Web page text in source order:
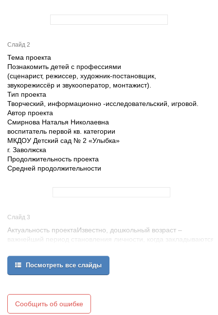
Слайд 2
Тема проекта
Познакомить детей с профессиями
(сценарист, режиссер, художник-постановщик,
звукорежиссёр и звукооператор, монтажист).
Тип проекта
Творческий, информационно -исследовательский, игровой.
Автор проекта
Смирнова Наталья Николаевна
воспитатель первой кв. категории
МКДОУ Детский сад № 2 «Улыбка»
г. Заволжска
Продолжительность проекта
Средней продолжительности
Слайд 3
Актуальность проектаИзвестно, дошкольный возраст –
важнейший период становления личности, когда закладываются
детей о человеке, обществе и культуре. Проблема
нравственного воспитания дошкольников обсуждается в
настоящее время все чаще.
подрастающего поколения. С первых лет своей жизни ребенок
попадает в информационное поле, создаваемое сетью
массовых коммуникаций. В силу высокой восприимчивости к
Посмотреть все слайды
Сообщить об ошибке